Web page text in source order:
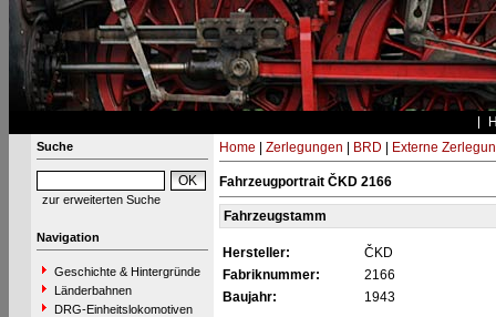
Suche
zur erweiterten Suche
Navigation
Geschichte & Hintergründe
Länderbahnen
DRG-Einheitslokomotiven
Home Zerlegungen BRD Externe
Fahrzeugportrait ČKD 2166
Fahrzeugstamm
Hersteller:
ČKD
Fabriknummer:
2166
Baujahr:
1943